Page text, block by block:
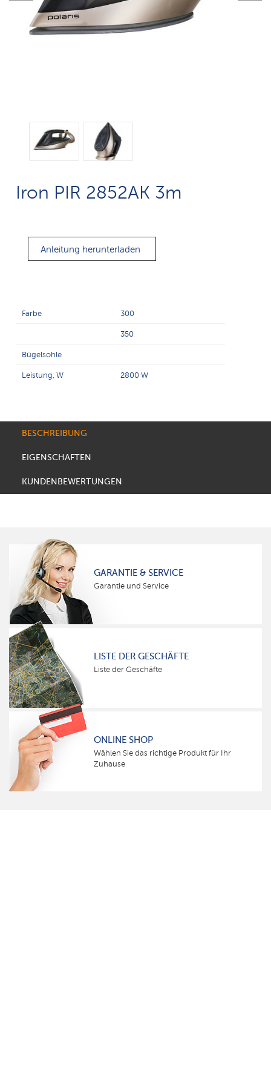
Iron PIR 2852AK 3m
Anleitung herunterladen
Farbe 300
350
Bügelsohle
Leistung, W 2800 W
BESCHREIBUNG
EIGENSCHAFTEN
KUNDENBEWERTUNGEN
GARANTIE & SERVICE
Garantie und Service
LISTE DER GESCHÄFTE
Liste der Geschäfte
ONLINE SHOP
Wählen Sie das richtige Produkt für Ihr
Zuhause